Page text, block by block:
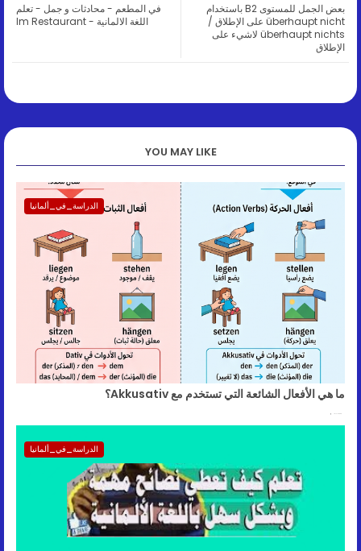
بعض الجمل للمستوى B2 باستخدام
überhaupt nicht على الإطلاق /
überhaupt nichts لاشيء على
الإطلاق
في المطعم - محادثات و جمل - تعلم
اللغة الالمانية - Im Restaurant
YOU MAY LIKE
الدراسة_في_ألمانيا
ما هي الأفعال الشائعة التي تستخدم مع Akkusativ؟
الدراسة_في_ألمانيا